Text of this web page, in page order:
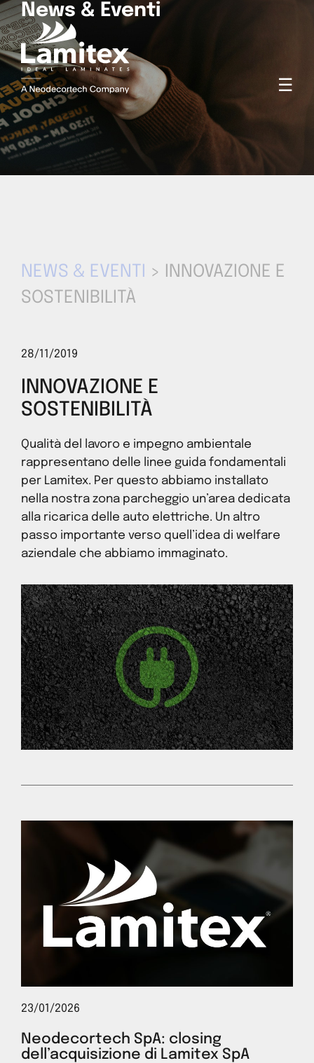
☰
News & Eventi
NEWS & EVENTI
> INNOVAZIONE E
SOSTENIBILITÀ
28/11/2019
INNOVAZIONE E
SOSTENIBILITÀ
Qualità del lavoro e impegno ambientale
rappresentano delle linee guida fondamentali
per Lamitex. Per questo abbiamo installato
nella nostra zona parcheggio un’area dedicata
alla ricarica delle auto elettriche. Un altro
passo importante verso quell’idea di welfare
aziendale che abbiamo immaginato.
23/01/2026
Neodecortech SpA: closing
dell’acquisizione di Lamitex SpA